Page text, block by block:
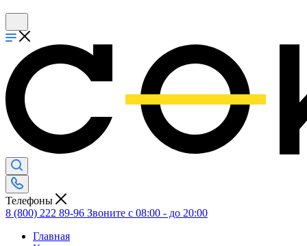
Телефоны
8 (800) 222 89-96 Звоните с 08:00 - до 20:00
Главная